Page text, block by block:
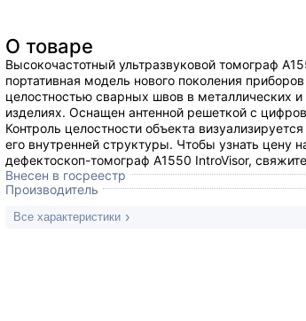
О товаре
Высокочастотный ультразвуковой томограф
портативная модель нового поколения
целостностью сварных швов в металлических
изделиях. Оснащен антенной решеткой с
Контроль целостности объекта
его внутренней структуры. Чтобы узнать цену
дефектоскоп-томограф А1550 IntroVisor,
Внесен в госреестр
Производитель
Все характеристики